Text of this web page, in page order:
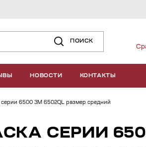
ПОИСК
НОВОСТИ КОНТАКТЫ
серии 6500 3М 6502QL размер средний
СЕРИИ